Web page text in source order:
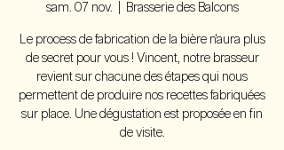
sam. 07 nov. Brasserie des Balcons
Le process de fabrication de la bière n'aura plus
de secret pour vous ! Vincent, notre brasseur
revient sur chacune des étapes qui nous
permettent de produire nos recettes fabriquées
sur place. Une dégustation est proposée en fin
de visite.